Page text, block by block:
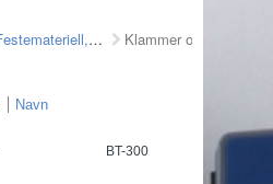
Festemateriell, veggjennomføring Klammer og strips
Navn
BT-300